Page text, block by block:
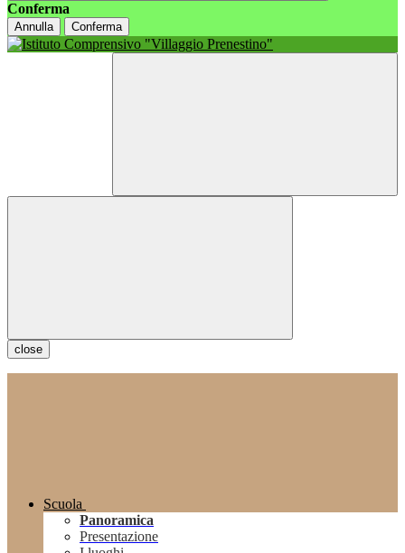
Conferma
Annulla Conferma
close
Scuola
Panoramica
Presentazione